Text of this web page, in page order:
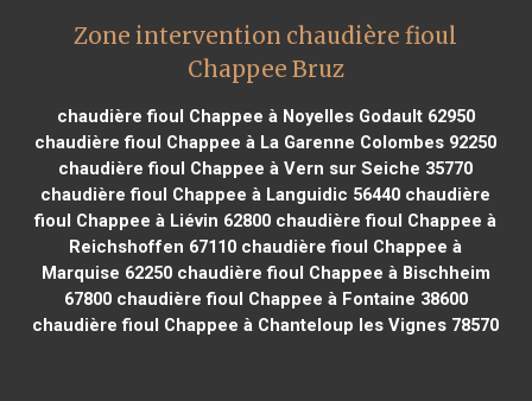
Zone intervention chaudière fioul
Chappee Bruz
chaudière fioul Chappee à Noyelles Godault 62950
chaudière fioul Chappee à La Garenne Colombes 92250
chaudière fioul Chappee à Vern sur Seiche 35770
chaudière fioul Chappee à Languidic 56440 chaudière
fioul Chappee à Liévin 62800 chaudière fioul Chappee à
Reichshoffen 67110 chaudière fioul Chappee à
Marquise 62250chaudière fioul Chappee à Bischheim
67800chaudière fioul Chappee à Fontaine 38600
chaudière fioul Chappee à Chanteloup les Vignes 78570